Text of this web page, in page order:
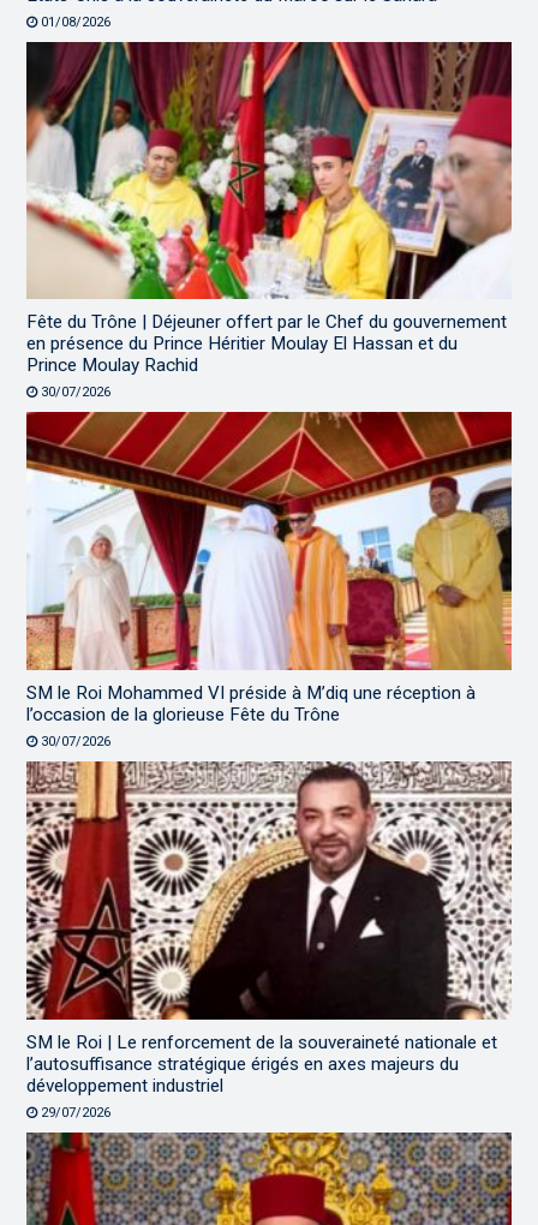
01/08/2026
Fête du Trône | Déjeuner offert par le Chef du gouvernement
en présence du Prince Héritier Moulay El Hassan et du
Prince Moulay Rachid
30/07/2026
SM le Roi Mohammed VI préside à M’diq une réception à
l’occasion de la glorieuse Fête du Trône
30/07/2026
SM le Roi | Le renforcement de la souveraineté nationale et
l’autosuffisance stratégique érigés en axes majeurs du
développement industriel
29/07/2026